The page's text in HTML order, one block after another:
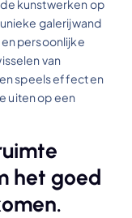
kunstwerken op
galerijwand
persoonlijke
van
speels effect en
uiten op een
het goed